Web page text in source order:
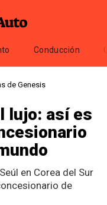
Conducción
de Genesis
lujo: así es
en Corea del Sur
de